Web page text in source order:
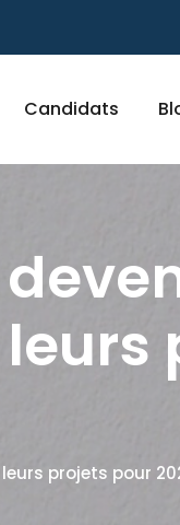
Candidats
projets pour